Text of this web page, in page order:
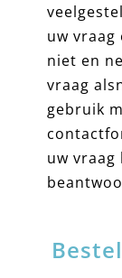
uw
niet en
vraag
gebruik
uw